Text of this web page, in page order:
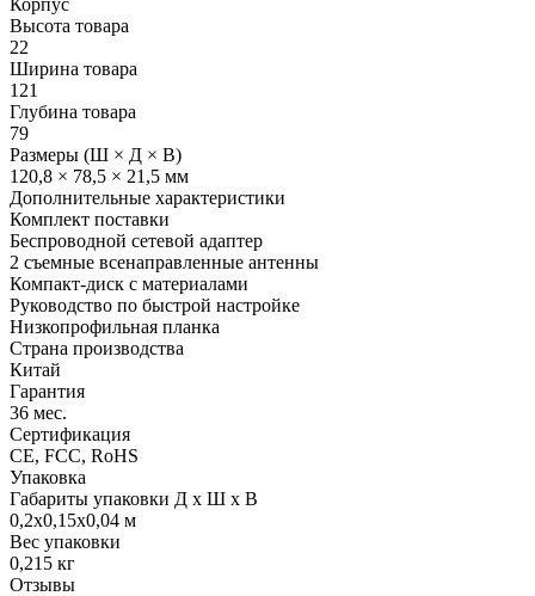
Высота товара
22
Ширина товара
121
Глубина товара
79
Размеры (Ш × Д × В)
120,8 × 78,5 × 21,5 мм
Дополнительные характеристики
Комплект поставки
Беспроводной сетевой адаптер
2 съемные всенаправленные антенны
Компакт-диск с материалами
Руководство по быстрой настройке
Низкопрофильная планка
Страна производства
Китай
Гарантия
36 мес.
Сертификация
CE, FCC, RoHS
Упаковка
Габариты упаковки Д х Ш х В
0,2x0,15x0,04 м
Вес упаковки
0,215 кг
Отзывы